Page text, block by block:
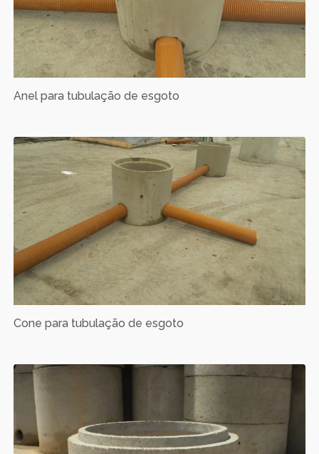
Anel para tubulação de esgoto
Cone para tubulação de esgoto